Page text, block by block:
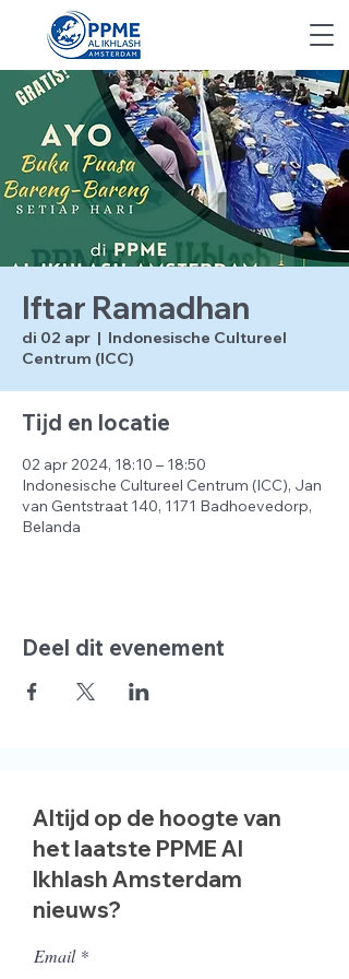
Iftar Ramadhan
di 02 apr
  |
Indonesische Cultureel
Centrum (ICC)
Tijd en locatie
02 apr 2024, 18:10 – 18:50
Indonesische Cultureel Centrum (ICC), Jan
van Gentstraat 140, 1171 Badhoevedorp,
Belanda
Deel dit evenement
Altijd op de hoogte van
het laatste PPME Al
Ikhlash Amsterdam
nieuws?
Email